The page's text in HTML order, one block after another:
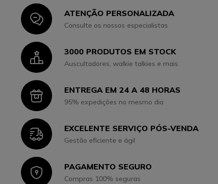
IconATENÇÃO PERSONALIZADA
Consulte os nossos especialistas
Icon3000 PRODUTOS EM STOCK
Auscultadores, walkie talkies e mais
IconENTREGA EM 24 A 48 HORAS
95% expedições no mesmo dia
IconEXCELENTE SERVIÇO PÓS-VENDA
Gestão eficiente e ágil
IconPAGAMENTO SEGURO
Compras 100% seguras